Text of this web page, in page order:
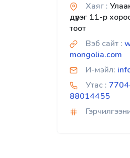
Хаяг :
дүүрэг 11-р
тоот
Вэб сайт :
mongolia.com
И-мэйл:
Утас :
88014455